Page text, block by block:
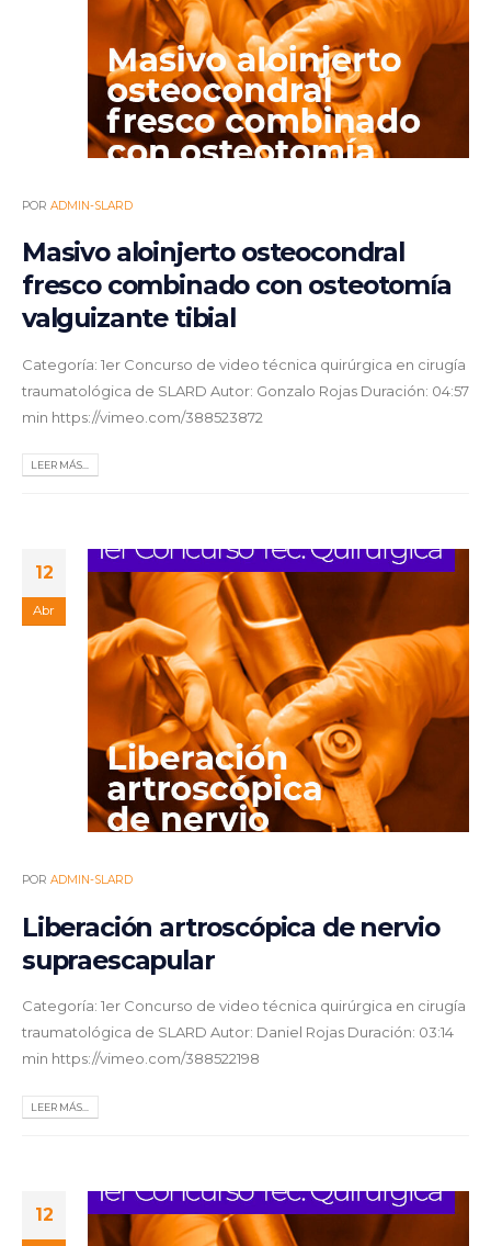
POR ADMIN-SLARD
Masivo aloinjerto osteocondral
fresco combinado con osteotomía
valguizante tibial
Categoría: 1er Concurso de video técnica quirúrgica en cirugía
traumatológica de SLARD Autor: Gonzalo Rojas Duración: 04:57
min https://vimeo.com/388523872
LEER MÁS...
12
Abr
POR ADMIN-SLARD
Liberación artroscópica de nervio
supraescapular
Categoría: 1er Concurso de video técnica quirúrgica en cirugía
traumatológica de SLARD Autor: Daniel Rojas Duración: 03:14
min https://vimeo.com/388522198
LEER MÁS...
12